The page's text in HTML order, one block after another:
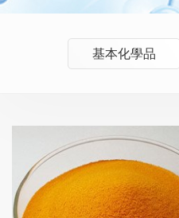
基本化學品